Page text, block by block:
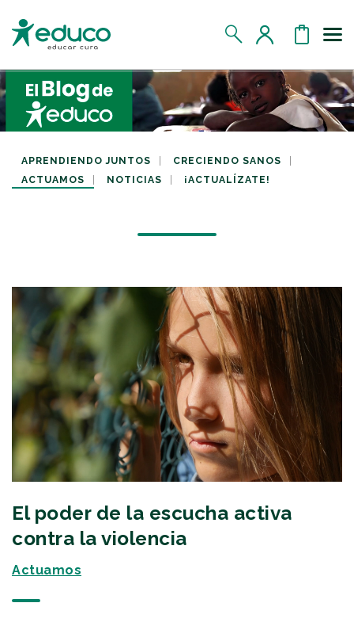
MIS DATOS
MIS APADRINADOS
MIS RETOS SOLIDARIOS
CERRAR SESIÓN
APRENDIENDO JUNTOS
CRECIENDO SANOS
ACTUAMOS
NOTICIAS ¡ACTUALÍZATE!
El poder de la escucha activa
contra la violencia
Actuamos